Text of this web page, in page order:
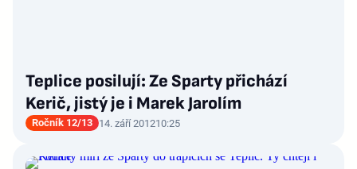
Teplice posilují: Ze Sparty přichází
Kerič, jistý je i Marek Jarolím
Ročník 12/13 14. září 201210:25